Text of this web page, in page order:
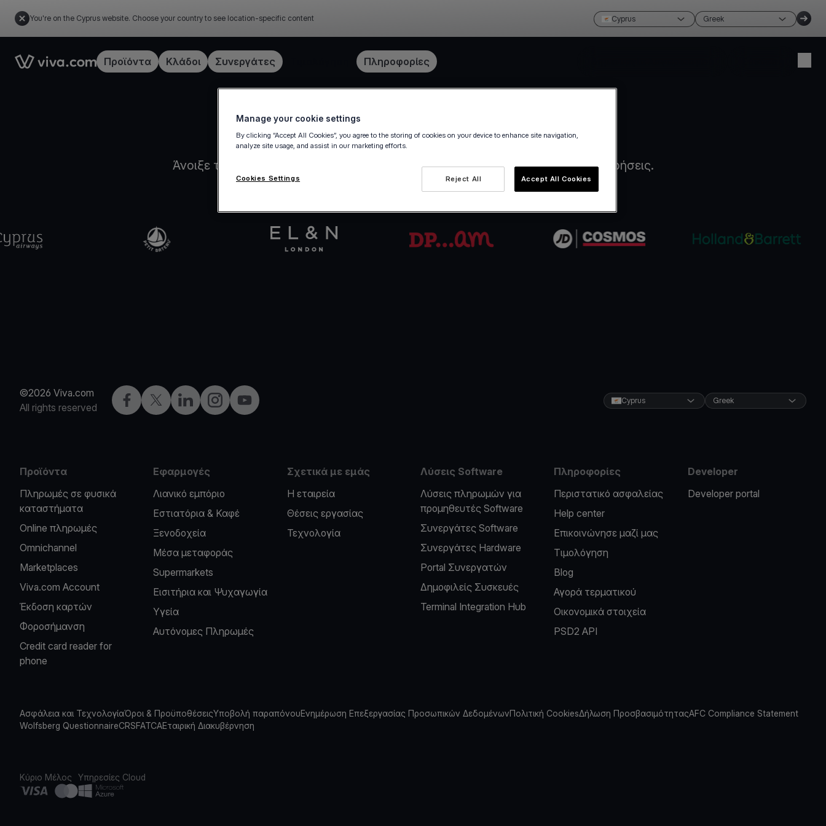
You're on the Cyprus website. Choose your country to see location-specific content Cyprus Greek
Link to the homepageΠροϊόντα Κλάδοι Συνεργάτες Πληροφορίες
Ξεκίνα σε λίγα λεπτά
Άνοιξε τον Viva.com λογαριασμό σου online — χωρίς χαρτιά, χωρίς καθυστερήσεις.
©2026 Viva.com
All rights reserved
Facebook
X LinkedInInstagramYouTube Cyprus Greek
Προϊόντα
Πληρωμές σε φυσικά
καταστήματα
Online πληρωμές
Omnichannel
Marketplaces
Viva.com Account
Έκδοση καρτών
Φοροσήμανση
Credit card reader for
phone
Εφαρμογές
Λιανικό εμπόριο
Εστιατόρια & Καφέ
Ξενοδοχεία
Μέσα μεταφοράς
Supermarkets
Εισιτήρια και Ψυχαγωγία
Υγεία
Αυτόνομες Πληρωμές
Σχετικά με εμάς
Η εταιρεία
Θέσεις εργασίας
Τεχνολογία
Λύσεις Software
Λύσεις πληρωμών για
προμηθευτές Software
Συνεργάτες Software
Συνεργάτες Hardware
Portal Συνεργατών
Δημοφιλείς Συσκευές
Terminal Integration Hub
Πληροφορίες
Περιστατικό ασφαλείας
Help center
Επικοινώνησε μαζί μας
Τιμολόγηση
Blog
Αγορά τερματικού
Οικονομικά στοιχεία
PSD2 API
Developer
Developer portal
Ασφάλεια και ΤεχνολογίαΌροι & ΠροϋποθέσειςΥποβολή παραπόνουΕνημέρωση Επεξεργασίας Προσωπικών ΔεδομένωνΠολιτική CookiesΔήλωση ΠροσβασιμότηταςAFC Compliance Statement
Wolfsberg QuestionnaireCRSFATCAΕταιρική Διακυβέρνηση
Κύριο Μέλος Υπηρεσίες Cloud
Manage your cookie settings
By clicking “Accept All Cookies”, you agree to the storing of cookies on your device to enhance site navigation,
analyze site usage, and assist in our marketing efforts.
Reject All Accept All Cookies
Cookies Settings